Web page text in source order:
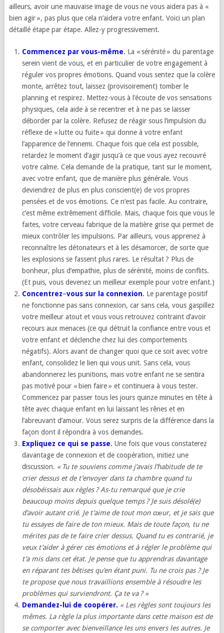
ailleurs, avoir une mauvaise image de vous ne vous aidera pas à «
bien agir », pas plus que cela n’aidera votre enfant. Voici un plan
détaillé étape par étape. Allez-y progressivement.
Commencez par vous-même. La « sérénité » du parentage
serein vient de vous, et en particulier de votre engagement à
réguler vos propres émotions. Quand vous sentez que la colère
monte, arrêtez tout, laissez (provisoirement) tomber le
planning et respirez. Mettez-vous à l’écoute de vos sensations
physiques, cela aide à se recentrer et à ne pas se laisser
déborder par la colère. Refusez de réagir sous l’impulsion du
réflexe de « lutte ou fuite » qui donne à votre enfant
l’apparence de l’ennemi. Chaque fois que cela est possible,
retardez le moment d’agir jusqu’à ce que vous ayez recouvré
votre calme. Cela demande de la pratique, tant sur le moment,
avec votre enfant, que de manière plus générale. Vous
deviendrez de plus en plus conscient(e) de vos propres
pensées et de vos émotions. Ce n’est pas facile. Au contraire,
c’est même extrêmement difficile. Mais, chaque fois que vous le
faites, votre cerveau fabrique de la matière grise qui permet de
mieux contrôler les impulsions. Par ailleurs, vous apprenez à
reconnaître les détonateurs et à les désamorcer, de sorte que
les explosions se fassent plus rares. Le résultat ? Plus de
bonheur, plus d’empathie, plus de sérénité, moins de conflits.
(Et puis, vous devenez un meilleur exemple pour votre enfant.)
Concentrez–vous sur la connexion. Le parentage positif
ne fonctionne pas sans connexion, car sans cela, vous gaspillez
votre meilleur atout et vous vous retrouvez contraint d’avoir
recours aux menaces (ce qui détruit la confiance entre vous et
votre enfant et déclenche chez lui des comportements
négatifs). Alors avant de changer quoi que ce soit avec votre
enfant, consolidez le lien qui vous unit. Sans cela, vous
abandonnerez les punitions, mais votre enfant ne se sentira
pas motivé pour « bien faire » et continuera à vous tester.
Commencez par passer tous les jours quinze minutes en tête à
tête avec chaque enfant en lui laissant les rênes et en
l’abreuvant d’amour. Vous serez surpris de la différence dans la
façon dont il répondra à vos demandes.
Expliquez ce qui se passe. Une fois que vous constaterez
davantage de connexion et de coopération, initiez une
discussion. « Tu te souviens comme j’avais l’habitude de te
crier dessus et de t’envoyer dans ta chambre quand tu
désobéissais aux règles ? As-tu remarqué que je crie
beaucoup moins depuis quelque temps ? Je suis désolé(e)
d’avoir autant crié. Je t’aime de tout mon cœur, et je sais que
tu essayes de faire de ton mieux. Mais de toute façon, tu ne
mérites pas de te faire crier dessus. Quand tu es contrarié, je
veux t’aider à gérer ces émotions et à régler le problème qui
t’a mis dans cet état. Je pense que tu apprendras davantage
en réparant tes bêtises qu’en étant puni. Tu ne crois pas ? Je
te propose que nous travaillions ensemble à résoudre les
problèmes qui surviendront. Ça te va ? »
Demandez-lui de coopérer. « Les règles sont toujours les
mêmes. La règle la plus importante dans cette maison est de
se comporter avec bienveillance les uns envers les autres. Je